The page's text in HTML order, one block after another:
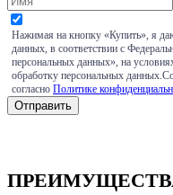
Нажимая на кнопку «Купить», я
данных, в соответствии с
персональных данных», на
обработку персональных
согласно Политике